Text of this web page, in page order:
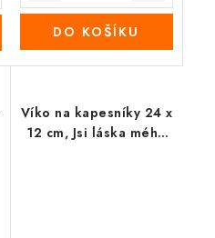
DO KOŠÍKU
Víko na kapesníky 24 x
12 cm, Jsi láska mého